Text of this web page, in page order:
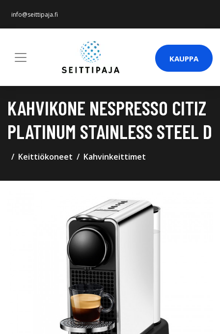
info@seittipaja.fi
KAUPPA
KAHVIKONE NESPRESSO CITIZ
PLATINUM STAINLESS STEEL D
Keittiökoneet Kahvinkeittimet